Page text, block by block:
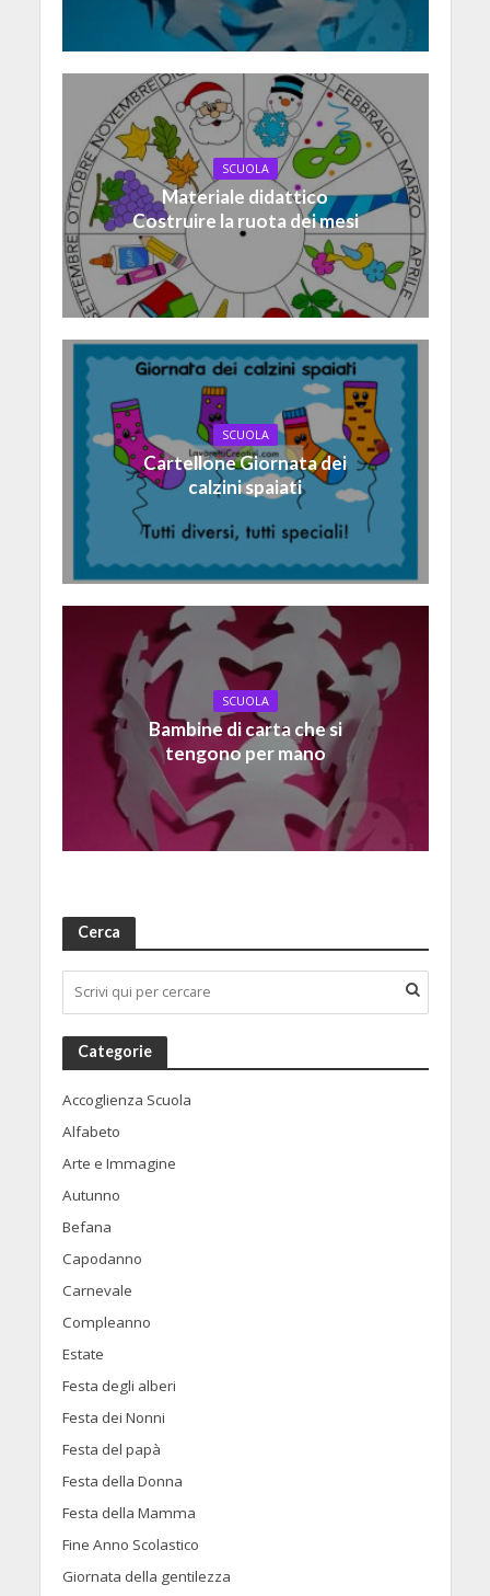
SCUOLA
Materiale didattico
Costruire la ruota dei mesi
SCUOLA
Cartellone Giornata dei
calzini spaiati
SCUOLA
Bambine di carta che si
tengono per mano
Cerca
Categorie
Accoglienza Scuola
Alfabeto
Arte e Immagine
Autunno
Befana
Capodanno
Carnevale
Compleanno
Estate
Festa degli alberi
Festa dei Nonni
Festa del papà
Festa della Donna
Festa della Mamma
Fine Anno Scolastico
Giornata della gentilezza